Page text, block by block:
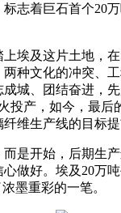
志着巨石首个20
上埃及这片土地，
种文化的冲突、
城、团结奋进，
投产，如今，最后
维生产线的目标提
是开始，后期生
做好。埃及20万
墨重彩的一笔。